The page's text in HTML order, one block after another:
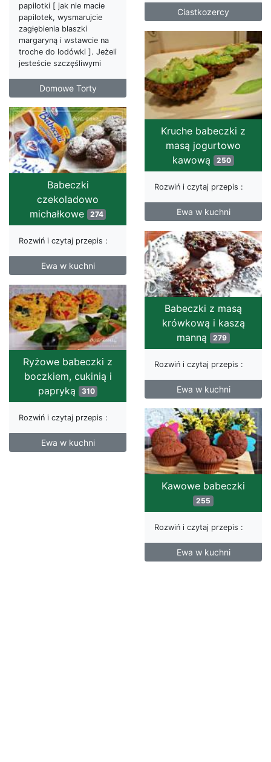
papilotki [ jak nie macie
papilotek, wysmarujcie
zagłębienia blaszki
margaryną i wstawcie na
troche do lodówki ]. Jeżeli
jesteście szczęśliwymi
Domowe Torty
Ciastkozercy
Kruche babeczki z
masą jogurtowo
kawową 250
Rozwiń i czytaj przepis :
Ewa w kuchni
Babeczki
czekoladowo
michałkowe
274
Rozwiń i czytaj przepis :
Ewa w kuchni
Babeczki z masą
krówkową i kaszą
manną 279
Rozwiń i czytaj przepis :
Ewa w kuchni
Ryżowe babeczki z
boczkiem, cukinią i
papryką
310
Rozwiń i czytaj przepis :
Ewa w kuchni
Kawowe babeczki
255
Rozwiń i czytaj przepis :
Ewa w kuchni